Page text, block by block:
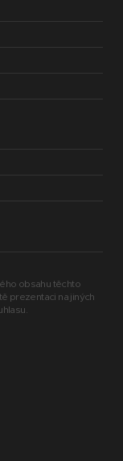
obsahu těchto
prezentaci na jiných